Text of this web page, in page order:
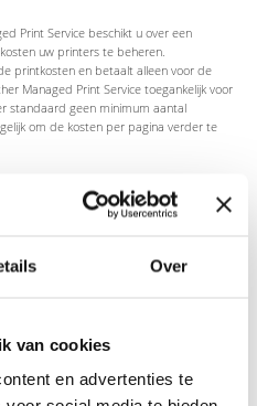
Over
van cookies
en advertenties te
Print Service beschikt u over een
uw printers te beheren.
printkosten en betaalt alleen voor de
Managed Print Service toegankelijk voor
standaard geen minimum aantal
om de kosten per pagina verder te
bestelt automatisch de juiste
zonder dat u daar omkijken
voor de volledige duur van het contract.